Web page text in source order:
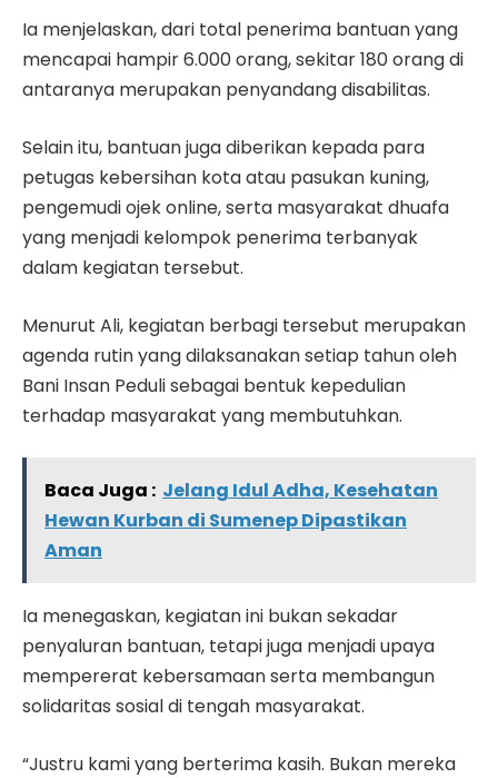
Ia menjelaskan, dari total penerima bantuan yang
mencapai hampir 6.000 orang, sekitar 180 orang di
antaranya merupakan penyandang disabilitas.
Selain itu, bantuan juga diberikan kepada para
petugas kebersihan kota atau pasukan kuning,
pengemudi ojek online, serta masyarakat dhuafa
yang menjadi kelompok penerima terbanyak
dalam kegiatan tersebut.
Menurut Ali, kegiatan berbagi tersebut merupakan
agenda rutin yang dilaksanakan setiap tahun oleh
Bani Insan Peduli sebagai bentuk kepedulian
terhadap masyarakat yang membutuhkan.
Baca Juga : Jelang Idul Adha, Kesehatan
Hewan Kurban di Sumenep Dipastikan
Aman
Ia menegaskan, kegiatan ini bukan sekadar
penyaluran bantuan, tetapi juga menjadi upaya
mempererat kebersamaan serta membangun
solidaritas sosial di tengah masyarakat.
“Justru kami yang berterima kasih. Bukan mereka